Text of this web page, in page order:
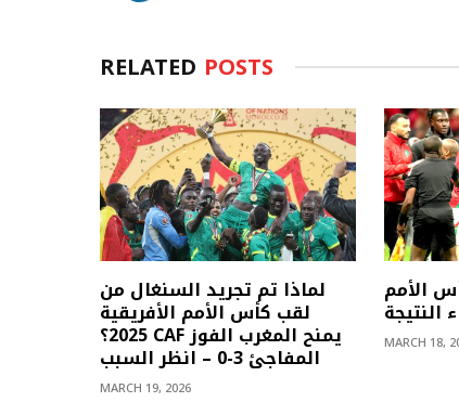
RELATED POSTS
لماذا تم تجريد السنغال من
لقب كأس الأمم الأفريقية
2025؟ CAF يمنح المغرب الفوز
المفاجئ 3-0 – انظر السبب
MARCH 19, 2026
الأمم
النتيجة
MARCH 18,